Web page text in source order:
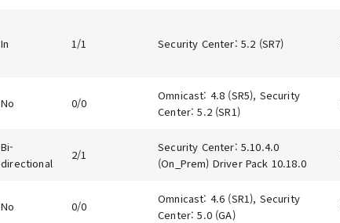
In 1/1 Security Center: 5.2 (SR7)
No 0/0
Omnicast: 4.8 (SR5), Security
Center: 5.2 (SR1)
Bi-
directional
2/1
Security Center: 5.10.4.0
(On_Prem) Driver Pack 10.18.0
No 0/0
Omnicast: 4.6 (SR1), Security
Center: 5.0 (GA)